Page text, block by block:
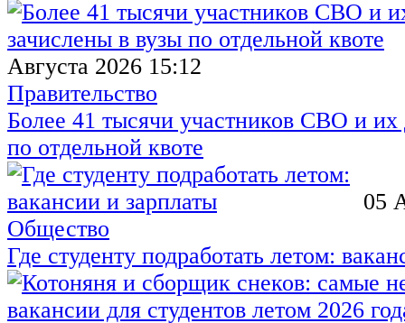
Августа 2026 15:12
Правительство
Более 41 тысячи участников СВО и их
по отдельной квоте
05
Общество
Где студенту подработать летом: